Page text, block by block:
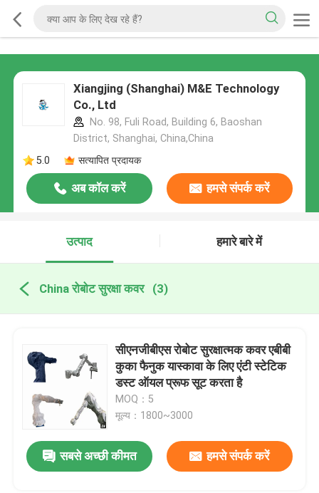
Xiangjing (Shanghai) M&E Technology
Co., Ltd
No. 98, Fuli Road, Building 6, Baoshan
District, Shanghai, China,China
5.0
सत्यापित प्रदायक
अब कॉल करें हमसे संपर्क करें
उत्पाद हमारे बारे में
China रोबोट सुरक्षा कवर (3)
सीएनजीबीएस रोबोट सुरक्षात्मक कवर एबीबी
कुका फैनुक यास्कावा के लिए एंटी स्टेटिक
डस्ट ऑयल प्रूफ सूट करता है
MOQ：5
मूल्य：1800~3000
सबसे अच्छी कीमत हमसे संपर्क करें